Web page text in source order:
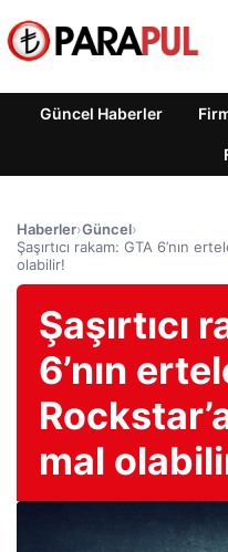
Güncel Haberler
Haberler›Güncel›
Şaşırtıcı rakam: GTA 6’nın
olabilir!
Şaşırtıcı
6’nın
mal